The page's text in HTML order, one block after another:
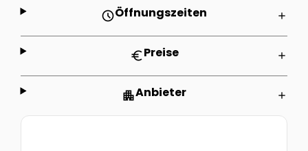
scheduleÖffnungszeiten add
euroPreise add
apartmentAnbieter add